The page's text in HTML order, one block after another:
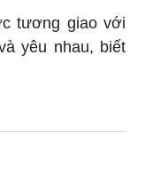
tương giao với
yêu nhau, biết